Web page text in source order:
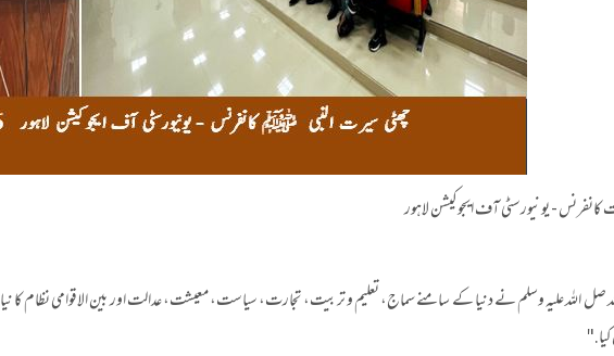
- یونیورسٹی آف ایجوکیشن لاہور
صل اللہ علیہ وسلم نے دنیا کے سامنے سماج، تعلیم و تربیت، تجارت، سیاست، معیشت، عدالت اور بین الاقوامی نظام کا نیا